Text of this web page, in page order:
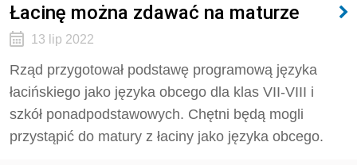
Łacinę można zdawać na maturze
13 lip 2022
Rząd przygotował podstawę programową języka
łacińskiego jako języka obcego dla klas VII-VIII i
szkół ponadpodstawowych. Chętni będą mogli
przystąpić do matury z łaciny jako języka obcego.